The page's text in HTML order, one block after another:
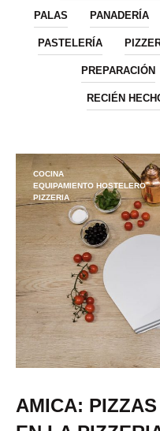
PALAS PANADERÍA
PASTELERÍA
PREPARACIÓN
RECIÉN
COCINA
EQUIPAMIENTO HOSTELERO
PIZZERIA
AMICA: